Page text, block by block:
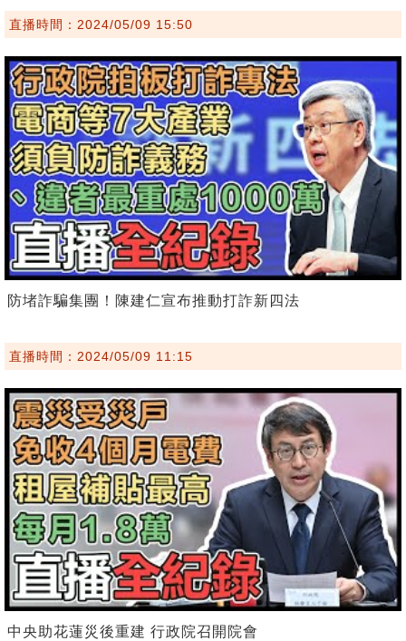
直播時間：2024/05/09 15:50
防堵詐騙集團！陳建仁宣布推動打詐新四法
直播時間：2024/05/09 11:15
中央助花蓮災後重建 行政院召開院會